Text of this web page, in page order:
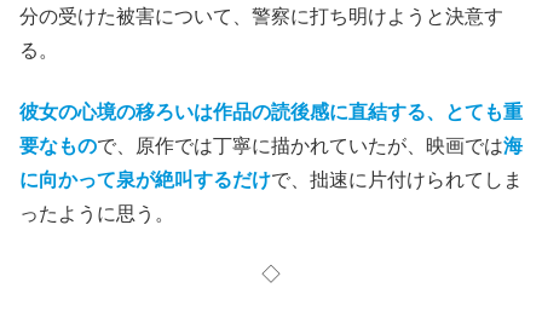
分の受けた被害について、警察に打ち明けようと決意す
る。
彼女の心境の移ろいは作品の読後感に直結する、とても重
要なもので、原作では丁寧に描かれていたが、映画では海
に向かって泉が絶叫するだけで、拙速に片付けられてしま
ったように思う。
◇